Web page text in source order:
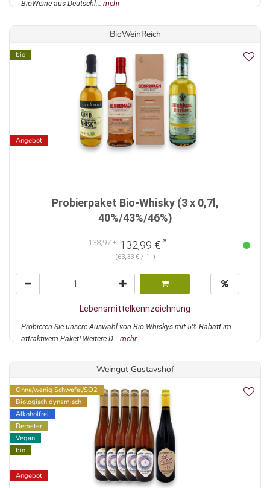
BioWeine aus Deutschl... mehr
BioWeinReich
bio
Angebot
Probierpaket Bio-Whisky (3 x 0,7l,
40%/43%/46%)
138,97 €132,99 € *
(63,33 € / 1 l)
Lebensmittelkennzeichnung
Probieren Sie unsere Auswahl von Bio-Whiskys mit 5% Rabatt im
attraktivem Paket! Weitere D... mehr
Weingut Gustavshof
Ohne/wenig Schwefel/SO2
Biologisch dynamisch
Alkoholfrei
Demeter
Vegan
bio
Angebot